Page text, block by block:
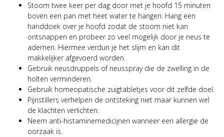
Stoom twee keer per dag door met je hoofd 15 minuten
boven een pan met heet water te hangen. Hang een
handdoek over je hoofd zodat de stoom niet kan
ontsnappen en probeer zo veel mogelijk door je neus te
ademen. Hiermee verdun je het slijm en kan dit
makkelijker afgevoerd worden.
Gebruik neusdruppels of neusspray die de zwelling in de
holten verminderen.
Gebruik homeopatische zuigtabletjes voor dit zelfde doel.
Pijnstillers verhelpen de ontsteking niet maar kunnen wel
de klachten verlichten.
Neem anti-histaminemedicijnen wanneer een allergie de
oorzaak is.